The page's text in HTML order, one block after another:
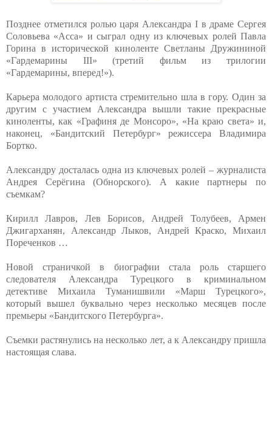
Позднее отметился ролью царя Александра I в драме Сергея
Соловьева «Асса» и сыграл одну из ключевых ролей Павла
Горина в исторической киноленте Светланы Дружининой
«Гардемарины III» (третий фильм из трилогии
«Гардемарины, вперед!»).
Карьера молодого артиста стремительно шла в гору. Один за
другим с участием Александра вышли такие прекрасные
киноленты, как «Графиня де Монсоро», «На краю света» и,
наконец, «Бандитский Петербург» режиссера Владимира
Бортко.
Александру досталась одна из ключевых ролей – журналиста
Андрея Серёгина (Обнорского). А какие партнеры по
съемкам?
Кирилл Лавров, Лев Борисов, Андрей Толубеев, Армен
Джигарханян, Александр Лыков, Андрей Краско, Михаил
Пореченков …
Новой страничкой в биографии стала роль старшего
следователя Александра Турецкого в криминальном
детективе Михаила Туманишвили «Марш Турецкого»,
который вышел буквально через несколько месяцев после
премьеры «Бандитского Петербурга».
Съемки растянулись на несколько лет, а к Александру пришла
настоящая слава.